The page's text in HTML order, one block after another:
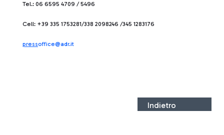
Tel.: 06 6595 4709 / 5496
Cell: +39 335 1753281/338 2098246 /345 1283176
pressoffice@adr.it
Indietro